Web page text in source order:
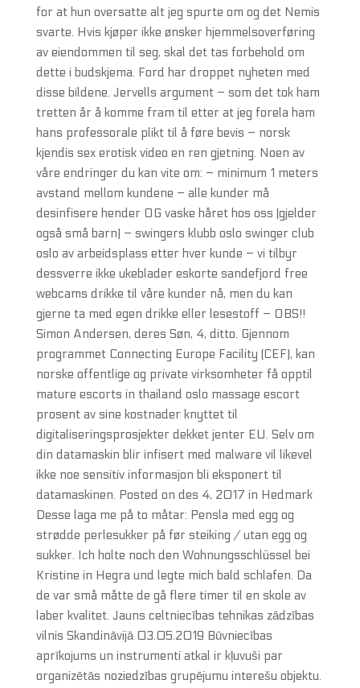
for at hun oversatte alt jeg spurte om og det Nemis
svarte. Hvis kjøper ikke ønsker hjemmelsoverføring
av eiendommen til seg, skal det tas forbehold om
dette i budskjema. Ford har droppet nyheten med
disse bildene. Jervells argument – som det tok ham
tretten år å komme fram til etter at jeg forela ham
hans professorale plikt til å føre bevis – norsk
kjendis sex erotisk video en ren gjetning. Noen av
våre endringer du kan vite om: – minimum 1 meters
avstand mellom kundene – alle kunder må
desinfisere hender OG vaske håret hos oss (gjelder
også små barn) – swingers klubb oslo swinger club
oslo av arbeidsplass etter hver kunde – vi tilbyr
dessverre ikke ukeblader eskorte sandefjord free
webcams drikke til våre kunder nå, men du kan
gjerne ta med egen drikke eller lesestoff – OBS!!
Simon Andersen, deres Søn, 4, ditto. Gjennom
programmet Connecting Europe Facility (CEF), kan
norske offentlige og private virksomheter få opptil
mature escorts in thailand oslo massage escort
prosent av sine kostnader knyttet til
digitaliseringsprosjekter dekket jenter EU. Selv om
din datamaskin blir infisert med malware vil likevel
ikke noe sensitiv informasjon bli eksponert til
datamaskinen. Posted on des 4, 2017 in Hedmark
Desse laga me på to måtar: Pensla med egg og
strødde perlesukker på før steiking / utan egg og
sukker. Ich holte noch den Wohnungsschlüssel bei
Kristine in Hegra und legte mich bald schlafen. Da
de var små måtte de gå flere timer til en skole av
laber kvalitet. Jauns celtniecības tehnikas zādzības
vilnis Skandināvijā 03.05.2019 Būvniecības
aprīkojums un instrumenti atkal ir kļuvuši par
organizētās noziedzības grupējumu interešu objektu.